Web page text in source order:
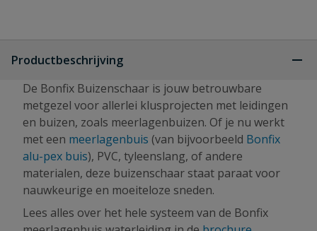
Productbeschrijving
De Bonfix Buizenschaar is jouw betrouwbare
metgezel voor allerlei klusprojecten met leidingen
en buizen, zoals meerlagenbuizen. Of je nu werkt
met een meerlagenbuis (van bijvoorbeeld Bonfix
alu-pex buis), PVC, tyleenslang, of andere
materialen, deze buizenschaar staat paraat voor
nauwkeurige en moeiteloze sneden.
Lees alles over het hele systeem van de Bonfix